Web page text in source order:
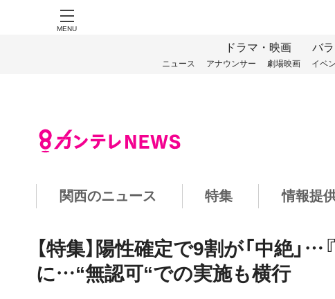
MENU
ドラマ・映画 バ
ニュース アナウンサー 劇場映画 イベ
関西のニュース 特集 情報提
【特集】陽性確定で9割が「中絶」
に…“無認可“での実施も横行